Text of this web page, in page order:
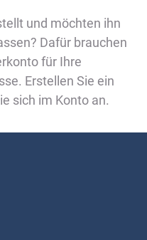
und möchten ihn
Dafür brauchen
für Ihre
Erstellen Sie ein
sich im Konto an.